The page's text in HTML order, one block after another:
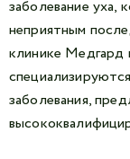
заболевание уха,
неприятным
клинике Медгард
заболевания,